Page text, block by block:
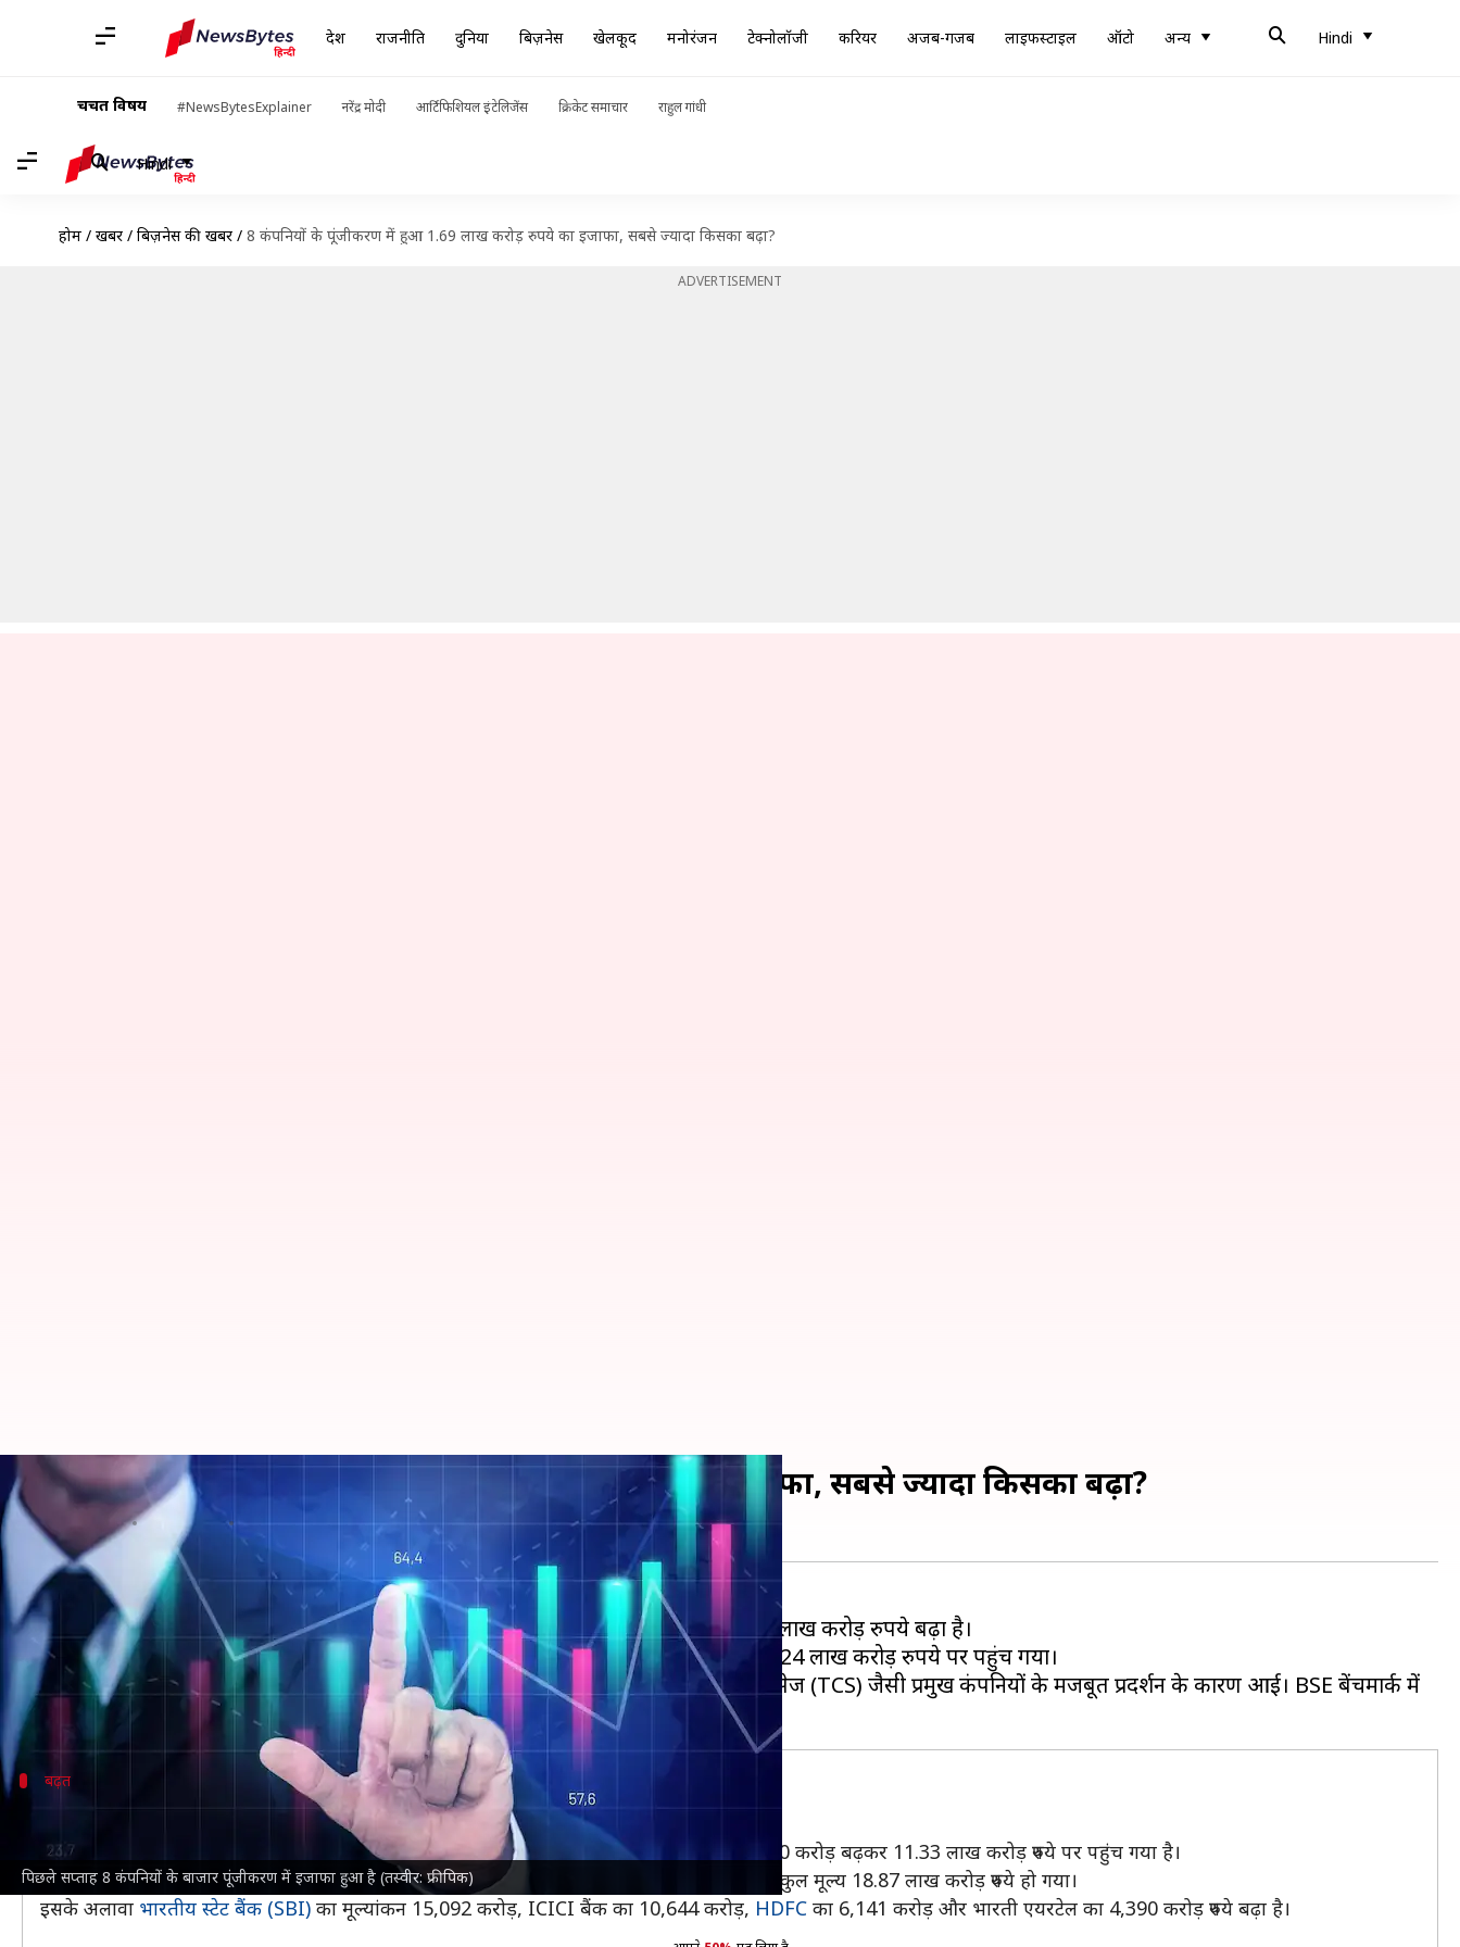
देश राजनीति दुनिया बिज़नेस खेलकूद मनोरंजन टेक्नोलॉजी करियर अजब-गजब लाइफस्टाइल ऑटो अन्य Hindi
चर्चित विषय #NewsBytesExplainer नरेंद्र मोदी आर्टिफिशियल इंटेलिजेंस क्रिकेट समाचार राहुल गांधी
Hindi
होम / खबरें / बिज़नेस की खबरें / 8 कंपनियों के पूंजीकरण में हुआ 1.69 लाख करोड़ रुपये का इजाफा, सबसे ज्यादा किसका बढ़ा?
ADVERTISEMENT
पिछले सप्ताह 8 कंपनियों के बाजार पूंजीकरण में इजाफा हुआ है (तस्वीर: फ्रीपिक)
8 कंपनियों के पूंजीकरण में हुआ 1.69 लाख करोड़ रुपये का इजाफा, सबसे ज्यादा किसका बढ़ा?
लेखन दिनेश चंद शर्मा Sep 14, 2025 04:26 pm
क्या है खबर?
देश की शीर्ष 10 सबसे मूल्यवान कंपनियों में से 8 का संयुक्त बाजार पूंजीकरण पिछले सप्ताह 1.69 लाख करोड़ रुपये बढ़ा है।
पूंजीकरण में सबसे ज्यादा उछाल बजाज फाइनेंस को मिला है जो 40,788 करोड़ रुपये से बढ़कर 6.24 लाख करोड़ रुपये पर पहुंच गया।
यह तेजीशेयर बाजार में सकारात्मक रुख दर्शाती है, जोरिलायंस इंडस्ट्रीज
और टाटा कंसल्टेंसी सर्विसेज (TCS) जैसी प्रमुख कंपनियों के मजबूत प्रदर्शन के कारण आई। BSE बेंचमार्क में
बढ़त
इन कंपनियों के पूंजीकरण में हुई बढ़ोतरी
इंफोसिस का मूल्यांकन भी 33,736 करोड़ बढ़कर 6.33 लाख करोड़ रुपये हो गया, जबकि TCS का 30,970 करोड़ बढ़कर 11.33 लाख करोड़ रुपये पर पहुंच गया है।
इस बीच, रिलायंस इंडस्ट्रीज की हैसियत में 27,741 करोड़ की बढ़ोतरी हुई, जिससे दलाल स्ट्रीट पर इसका कुल मूल्य 18.87 लाख करोड़ रुपये हो गया।
इसके अलावा भारतीय स्टेट बैंक (SBI) का मूल्यांकन 15,092 करोड़, ICICI बैंक का 10,644 करोड़, HDFC का 6,141 करोड़ और भारती एयरटेल का 4,390 करोड़ रुपये बढ़ा है।